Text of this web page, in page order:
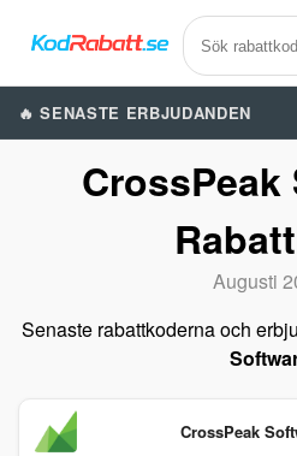
🔥 SENASTE ERBJUDANDEN
Augusti
Senaste rabattkoderna och
CrossPeak